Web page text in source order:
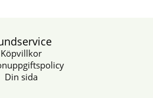
Köpvillkor
Din sida